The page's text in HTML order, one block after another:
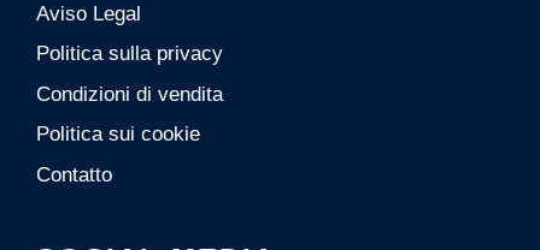
Aviso Legal
Politica sulla privacy
Condizioni di vendita
Politica sui cookie
Contatto